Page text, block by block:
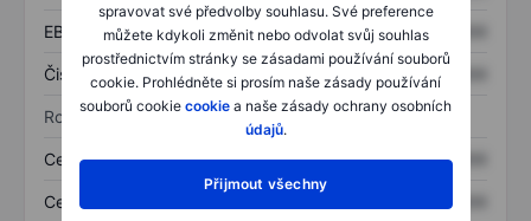
spravovat své předvolby souhlasu. Své preference
můžete kdykoli změnit nebo odvolat svůj souhlas
prostřednictvím stránky se zásadami používání souborů
cookie. Prohlédněte si prosím naše zásady používání
souborů cookie cookie a naše zásady ochrany osobních
údajů.
Přijmout všechny
EBITDA XXXXXXX XXXXXXX
Čistý příjem XXXXXXX XXXXXXX
Rozvaha
Celková aktiva XXXXXXX XXXXXXX
Celkový dluh XXXXXXX